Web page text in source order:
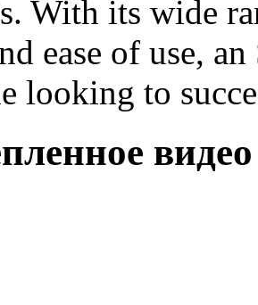
With its wide
ease of use,
looking to
видео